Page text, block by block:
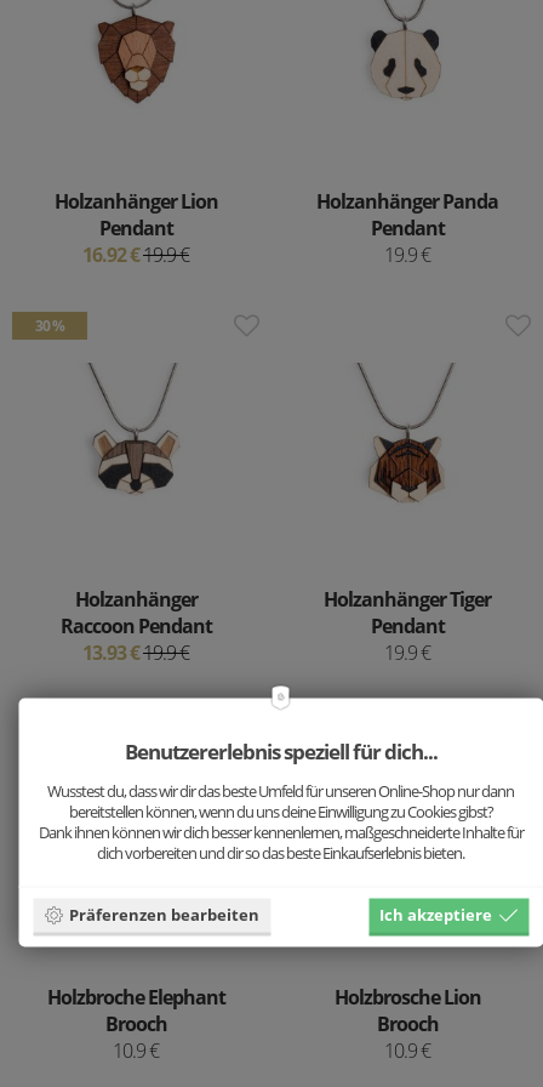
Holzanhänger Lion
Pendant
16.92 €19.9 €
Holzanhänger Panda
Pendant
19.9 €
30 %
Holzanhänger
Raccoon Pendant
13.93 €19.9 €
Holzanhänger Tiger
Pendant
19.9 €
Holzbroche Elephant
Brooch
10.9 €
Holzbrosche Lion
Brooch
10.9 €
Benutzererlebnis speziell für dich...
Wusstest du, dass wir dir das beste Umfeld für unseren Online-Shop nur dann
bereitstellen können, wenn du uns deine Einwilligung zu Cookies gibst?
Dank ihnen können wir dich besser kennenlernen, maßgeschneiderte Inhalte für
dich vorbereiten und dir so das beste Einkaufserlebnis bieten.
Präferenzen bearbeiten Ich akzeptiere